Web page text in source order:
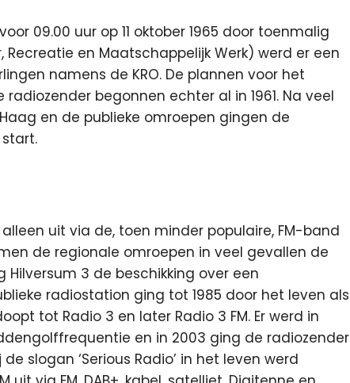
09.00 uur op 11 oktober 1965 door toenmalig
en Maatschappelijk Werk) werd er een
namens de KRO. De plannen voor het
begonnen echter al in 1961. Na veel
en de publieke omroepen gingen de
uit via de, toen minder populaire, FM-band
de regionale omroepen in veel gevallen de
3 de beschikking over een
radiostation ging tot 1985 door het leven als
tot Radio 3 en later Radio 3 FM. Er werd in
en in 2003 ging de radiozender
slogan ‘Serious Radio’ in het leven werd